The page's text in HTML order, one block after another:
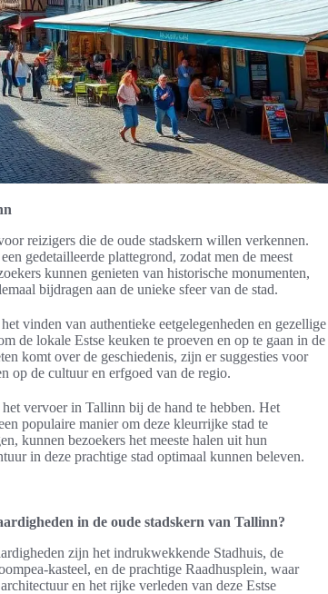
reizigers die de oude stadskern willen verkennen.
gedetailleerde plattegrond, zodat men de meest
kunnen genieten van historische monumenten,
bijdragen aan de unieke sfeer van de stad.
vinden van authentieke eetgelegenheden en gezellige
de lokale Estse keuken te proeven en op te gaan in de
komt over de geschiedenis, zijn er suggesties voor
op de cultuur en erfgoed van de regio.
vervoer in Tallinn bij de hand te hebben. Het
populaire manier om deze kleurrijke stad te
kunnen bezoekers het meeste halen uit hun
in deze prachtige stad optimaal kunnen beleven.
in de oude stadskern van Tallinn?
zijn het indrukwekkende Stadhuis, de
kasteel, en de prachtige Raadhusplein, waar
en het rijke verleden van deze Estse